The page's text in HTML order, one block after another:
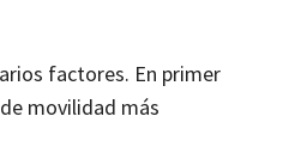
factores. En primer
movilidad más